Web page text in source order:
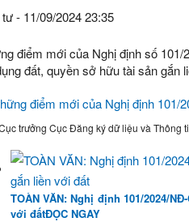
- 11/09/2024 23:35
điểm mới của Nghị định số
đất, quyền sở hữu tài sản gắn
trưởng Cục Đăng ký dữ liệu và
TOÀN VĂN: Nghị định 101/2024/
với đấtĐỌC NGAY